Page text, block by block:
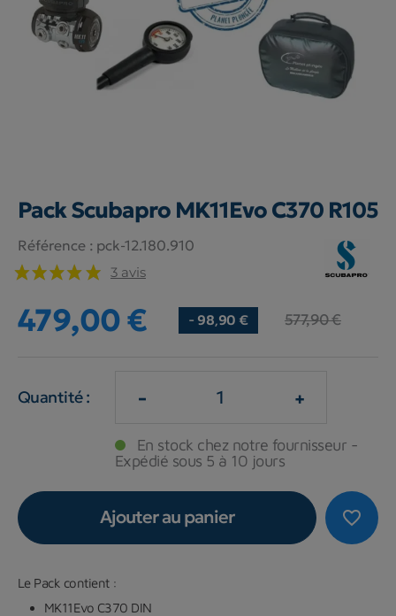
Pack Scubapro MK11Evo C370 R105
Référence : pck-12.180.910
3 avis
479,00 € - 98,90 € 577,90 €
Quantité : - +
En stock chez notre fournisseur -
Expédié sous 5 à 10 jours
favorite_border
Ajouter au panier
Le Pack contient :
MK11Evo C370 DIN